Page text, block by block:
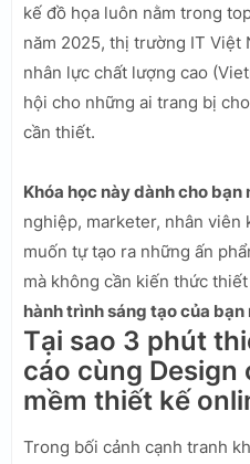
kế đồ họa luôn nằm trong
năm 2025, thị trường IT Việt
nhân lực chất lượng cao
hội cho những ai trang bị
cần thiết.
Khóa học này dành cho bạn
nghiệp, marketer, nhân viên
muốn tự tạo ra những ấn
mà không cần kiến thức
hành trình sáng tạo của
Tại sao 3 phút
cáo cùng Design
mềm thiết kế
Trong bối cảnh cạnh tranh